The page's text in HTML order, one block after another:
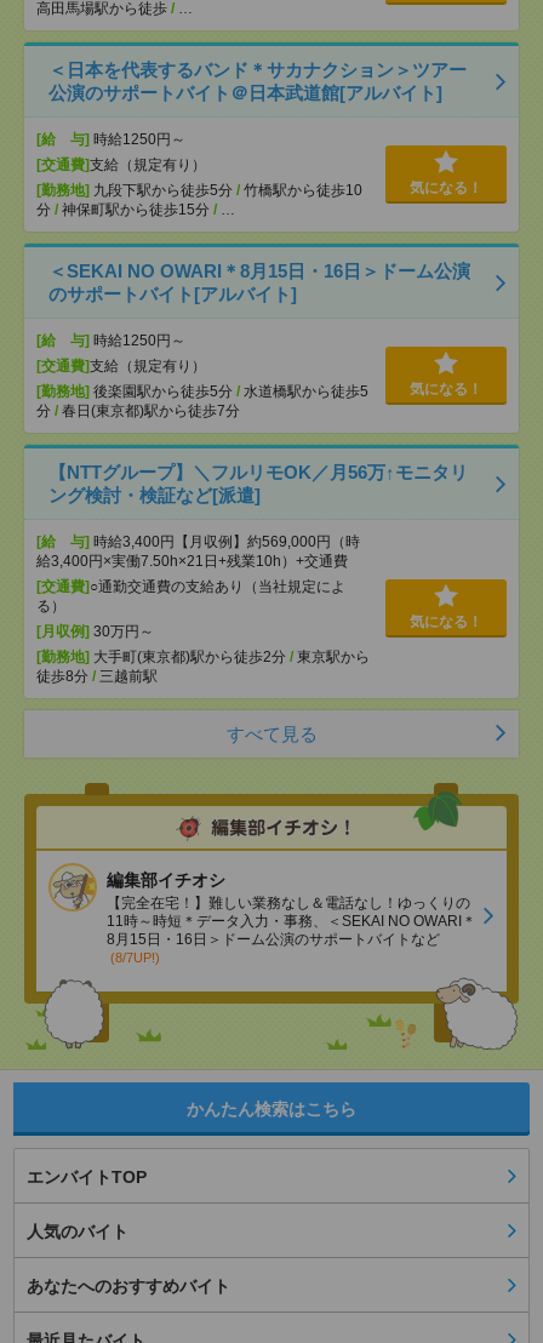
高田馬場駅から徒歩 / …
＜日本を代表するバンド＊サカナクション＞ツアー
公演のサポートバイト＠日本武道館[アルバイト]
[給 与] 時給1250円～
[交通費]支給（規定有り）
[勤務地] 九段下駅から徒歩5分 / 竹橋駅から徒歩10
分 / 神保町駅から徒歩15分 / …
気になる！
＜SEKAI NO OWARI＊8月15日・16日＞ドーム公演
のサポートバイト[アルバイト]
[給 与] 時給1250円～
[交通費]支給（規定有り）
[勤務地] 後楽園駅から徒歩5分 / 水道橋駅から徒歩5
分 / 春日(東京都)駅から徒歩7分
気になる！
【NTTグループ】＼フルリモOK／月56万↑モニタリ
ング検討・検証など[派遣]
[給 与] 時給3,400円【月収例】約569,000円（時
給3,400円×実働7.50h×21日+残業10h）+交通費
[交通費] ○通勤交通費の支給あり（当社規定によ
る）
[月収例] 30万円～
[勤務地] 大手町(東京都)駅から徒歩2分 / 東京駅から
徒歩8分 / 三越前駅
気になる！
すべて見る
編集部イチオシ
【完全在宅！】難しい業務なし＆電話なし！ゆっくりの
11時～時短＊データ入力・事務、＜SEKAI NO OWARI＊
8月15日・16日＞ドーム公演のサポートバイトなど
(8/7UP!)
かんたん検索はこちら
エンバイトTOP
人気のバイト
あなたへのおすすめバイト